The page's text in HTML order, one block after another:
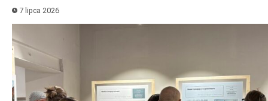
7 lipca 2026
plików
dźwiękowych